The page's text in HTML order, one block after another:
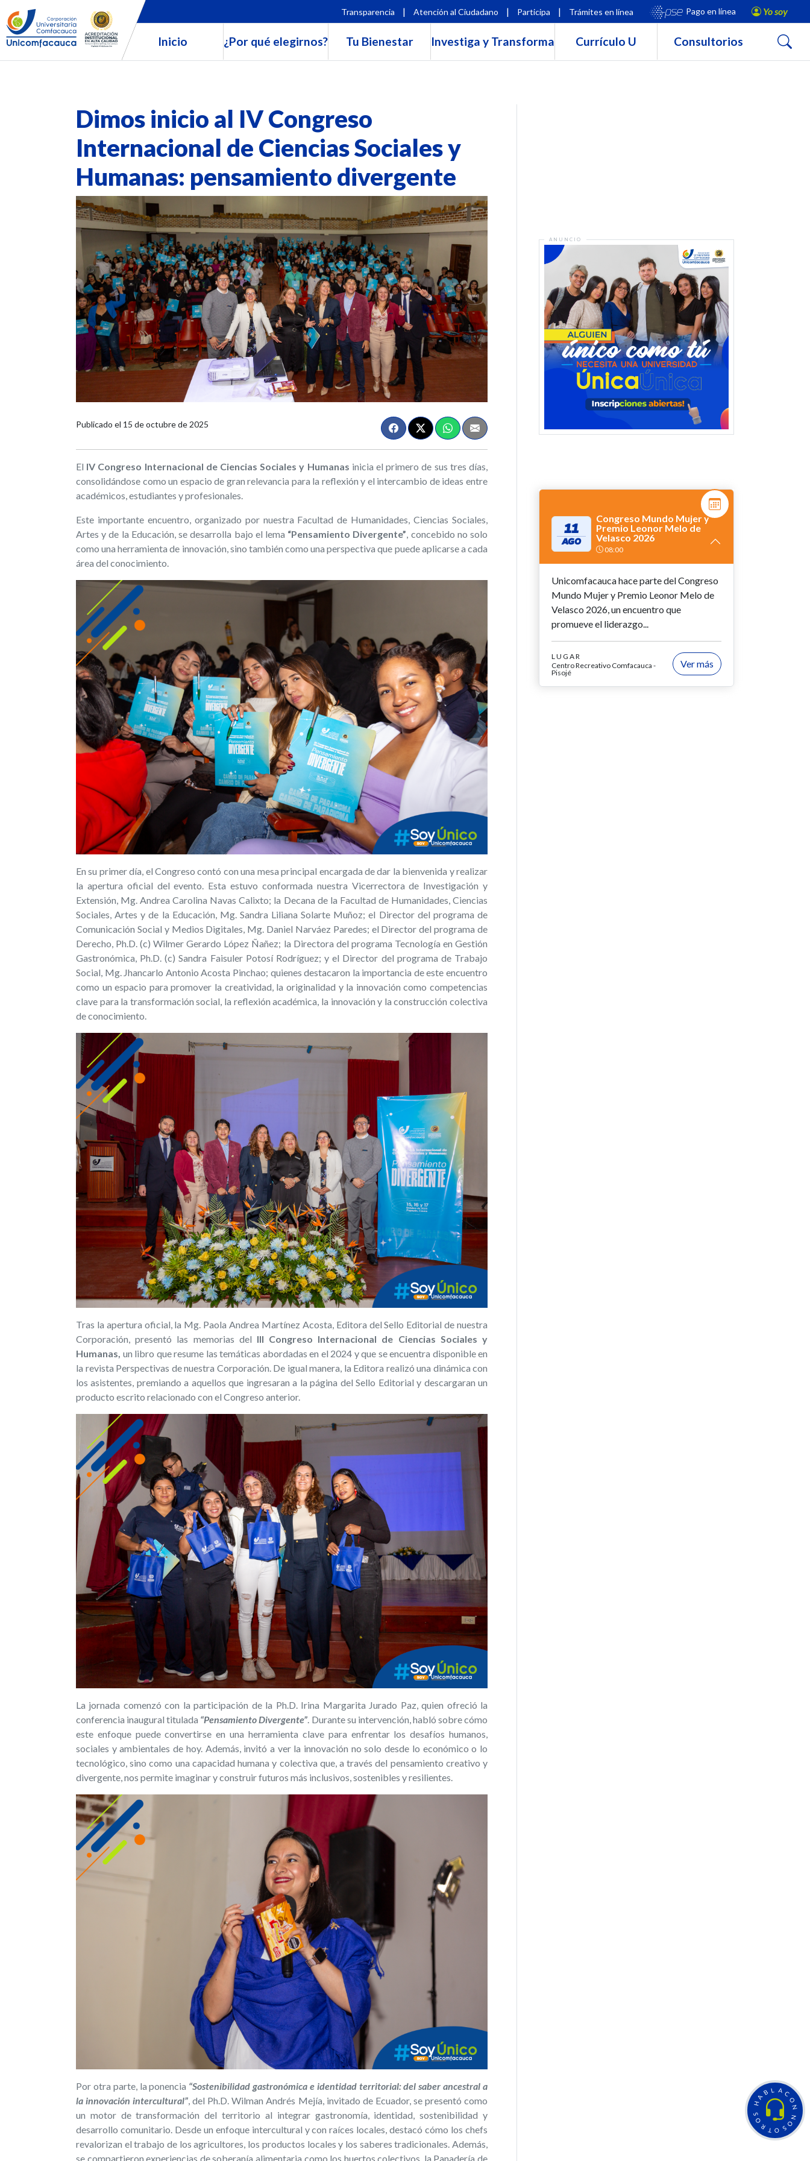
H
A
B L A C
O
N
N
O
S
O
T
R
O
S
Transparencia | Atención al Ciudadano | Participa | Trámites en línea Pago en línea Yo soy
Inicio ¿Por qué elegirnos? Tu Bienestar Investiga y Transforma Currículo U Consultorios Buscar
Dimos inicio al IV Congreso
Internacional de Ciencias Sociales y
Humanas: pensamiento divergente
Publicado el 15 de octubre de 2025
El IV Congreso Internacional de Ciencias Sociales y Humanas inicia el primero de sus tres días,
consolidándose como un espacio de gran relevancia para la reflexión y el intercambio de ideas entre
académicos, estudiantes y profesionales.
Este importante encuentro, organizado por nuestra Facultad de Humanidades, Ciencias Sociales,
Artes y de la Educación, se desarrolla bajo el lema “Pensamiento Divergente” , concebido no solo
como una herramienta de innovación, sino también como una perspectiva que puede aplicarse a cada
área del conocimiento.
En su primer día, el Congreso contó con una mesa principal encargada de dar la bienvenida y realizar
la apertura oficial del evento. Esta estuvo conformada nuestra Vicerrectora de Investigación y
Extensión, Mg. Andrea Carolina Navas Calixto; la Decana de la Facultad de Humanidades, Ciencias
Sociales, Artes y de la Educación, Mg. Sandra Liliana Solarte Muñoz; el Director del programa de
Comunicación Social y Medios Digitales, Mg. Daniel Narváez Paredes; el Director del programa de
Derecho, Ph.D. (c) Wilmer Gerardo López Ñañez; la Directora del programa Tecnología en Gestión
Gastronómica, Ph.D. (c) Sandra Faisuler Potosí Rodríguez; y el Director del programa de Trabajo
Social, Mg. Jhancarlo Antonio Acosta Pinchao; quienes destacaron la importancia de este encuentro
como un espacio para promover la creatividad, la originalidad y la innovación como competencias
clave para la transformación social, la reflexión académica, la innovación y la construcción colectiva
de conocimiento.
Tras la apertura oficial, la Mg. Paola Andrea Martínez Acosta, Editora del Sello Editorial de nuestra
Corporación, presentó las memorias del III Congreso Internacional de Ciencias Sociales y
Humanas, un libro que resume las temáticas abordadas en el 2024 y que se encuentra disponible en
la revista Perspectivas de nuestra Corporación. De igual manera, la Editora realizó una dinámica con
los asistentes, premiando a aquellos que ingresaran a la página del Sello Editorial y descargaran un
producto escrito relacionado con el Congreso anterior.
La jornada comenzó con la participación de la Ph.D. Irina Margarita Jurado Paz, quien ofreció la
conferencia inaugural titulada “Pensamiento Divergente”. Durante su intervención, habló sobre cómo
este enfoque puede convertirse en una herramienta clave para enfrentar los desafíos humanos,
sociales y ambientales de hoy. Además, invitó a ver la innovación no solo desde lo económico o lo
tecnológico, sino como una capacidad humana y colectiva que, a través del pensamiento creativo y
divergente, nos permite imaginar y construir futuros más inclusivos, sostenibles y resilientes.
Por otra parte, la ponencia “Sostenibilidad gastronómica e identidad territorial: del saber ancestral a
la innovación intercultural”, del Ph.D. Wilman Andrés Mejía, invitado de Ecuador, se presentó como
un motor de transformación del territorio al integrar gastronomía, identidad, sostenibilidad y
desarrollo comunitario. Desde un enfoque intercultural y con raíces locales, destacó cómo los chefs
revalorizan el trabajo de los agricultores, los productos locales y los saberes tradicionales. Además,
se compartieron experiencias de soberanía alimentaria como los huertos colectivos, la Panadería de
11
AGO
Congreso Mundo Mujer y
Premio Leonor Melo de
Velasco 2026
08:00
Unicomfacauca hace parte del Congreso
Mundo Mujer y Premio Leonor Melo de
Velasco 2026, un encuentro que
promueve el liderazgo...
LUGAR
Centro Recreativo Comfacauca -
Pisojé
Ver más